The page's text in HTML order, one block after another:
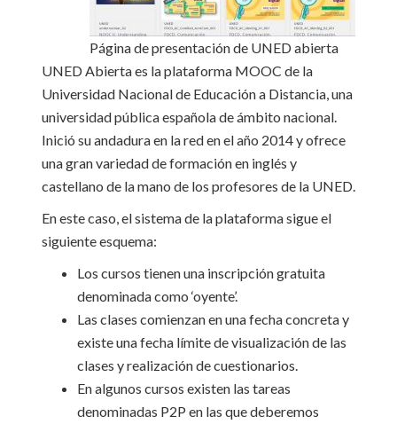
Página de presentación de UNED abierta
UNED Abierta es la plataforma MOOC de la
Universidad Nacional de Educación a Distancia, una
universidad pública española de ámbito nacional.
Inició su andadura en la red en el año 2014 y ofrece
una gran variedad de formación en inglés y
castellano de la mano de los profesores de la UNED.
En este caso, el sistema de la plataforma sigue el
siguiente esquema:
Los cursos tienen una inscripción gratuita
denominada como ‘oyente’.
Las clases comienzan en una fecha concreta y
existe una fecha límite de visualización de las
clases y realización de cuestionarios.
En algunos cursos existen las tareas
denominadas P2P en las que deberemos